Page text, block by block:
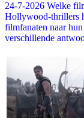
24-7-2026 Welke
Hollywood-thrillers
filmfanaten naar
verschillende